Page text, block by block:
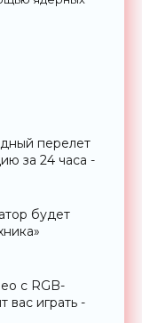
перелет
за 24 часа -
будет
с RGB-
вас играть -